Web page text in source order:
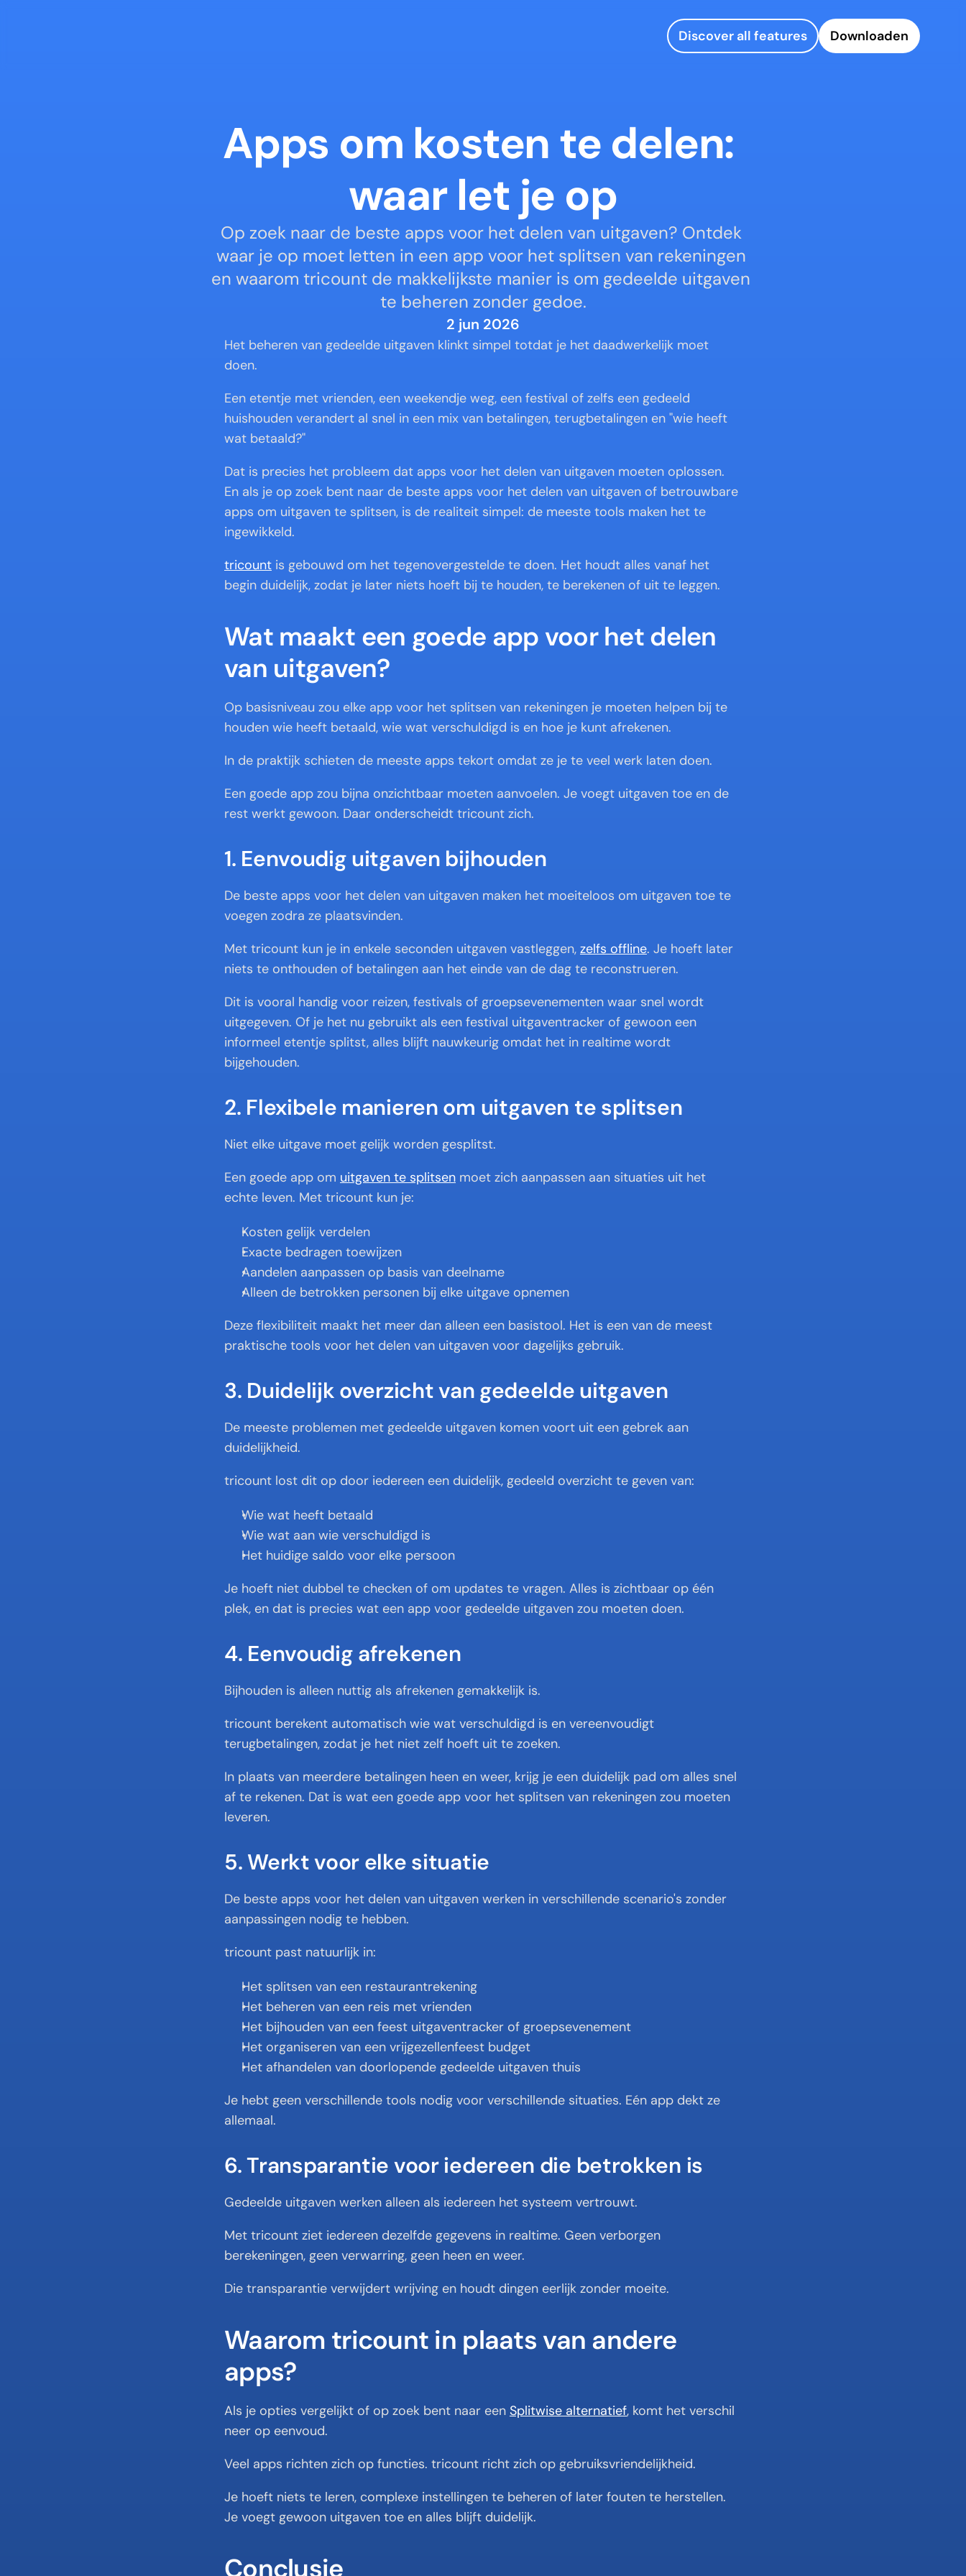
Discover all features Downloaden
Apps om kosten te delen:
waar let je op
Op zoek naar de beste apps voor het delen van uitgaven? Ontdek
waar je op moet letten in een app voor het splitsen van rekeningen
en waarom tricount de makkelijkste manier is om gedeelde uitgaven
te beheren zonder gedoe.
2 jun 2026
Het beheren van gedeelde uitgaven klinkt simpel totdat je het daadwerkelijk moet
doen.
Een etentje met vrienden, een weekendje weg, een festival of zelfs een gedeeld
huishouden verandert al snel in een mix van betalingen, terugbetalingen en "wie heeft
wat betaald?"
Dat is precies het probleem dat apps voor het delen van uitgaven moeten oplossen.
En als je op zoek bent naar de beste apps voor het delen van uitgaven of betrouwbare
apps om uitgaven te splitsen, is de realiteit simpel: de meeste tools maken het te
ingewikkeld.
tricount is gebouwd om het tegenovergestelde te doen. Het houdt alles vanaf het
begin duidelijk, zodat je later niets hoeft bij te houden, te berekenen of uit te leggen.
Wat maakt een goede app voor het delen
van uitgaven?
Op basisniveau zou elke app voor het splitsen van rekeningen je moeten helpen bij te
houden wie heeft betaald, wie wat verschuldigd is en hoe je kunt afrekenen.
In de praktijk schieten de meeste apps tekort omdat ze je te veel werk laten doen.
Een goede app zou bijna onzichtbaar moeten aanvoelen. Je voegt uitgaven toe en de
rest werkt gewoon. Daar onderscheidt tricount zich.
1. Eenvoudig uitgaven bijhouden
De beste apps voor het delen van uitgaven maken het moeiteloos om uitgaven toe te
voegen zodra ze plaatsvinden.
Met tricount kun je in enkele seconden uitgaven vastleggen, zelfs offline. Je hoeft later
niets te onthouden of betalingen aan het einde van de dag te reconstrueren.
Dit is vooral handig voor reizen, festivals of groepsevenementen waar snel wordt
uitgegeven. Of je het nu gebruikt als een festival uitgaventracker of gewoon een
informeel etentje splitst, alles blijft nauwkeurig omdat het in realtime wordt
bijgehouden.
2. Flexibele manieren om uitgaven te splitsen
Niet elke uitgave moet gelijk worden gesplitst.
Een goede app om uitgaven te splitsen moet zich aanpassen aan situaties uit het
echte leven. Met tricount kun je:
Kosten gelijk verdelen
Exacte bedragen toewijzen
Aandelen aanpassen op basis van deelname
Alleen de betrokken personen bij elke uitgave opnemen
Deze flexibiliteit maakt het meer dan alleen een basistool. Het is een van de meest
praktische tools voor het delen van uitgaven voor dagelijks gebruik.
3. Duidelijk overzicht van gedeelde uitgaven
De meeste problemen met gedeelde uitgaven komen voort uit een gebrek aan
duidelijkheid.
tricount lost dit op door iedereen een duidelijk, gedeeld overzicht te geven van:
Wie wat heeft betaald
Wie wat aan wie verschuldigd is
Het huidige saldo voor elke persoon
Je hoeft niet dubbel te checken of om updates te vragen. Alles is zichtbaar op één
plek, en dat is precies wat een app voor gedeelde uitgaven zou moeten doen.
4. Eenvoudig afrekenen
Bijhouden is alleen nuttig als afrekenen gemakkelijk is.
tricount berekent automatisch wie wat verschuldigd is en vereenvoudigt
terugbetalingen, zodat je het niet zelf hoeft uit te zoeken.
In plaats van meerdere betalingen heen en weer, krijg je een duidelijk pad om alles snel
af te rekenen. Dat is wat een goede app voor het splitsen van rekeningen zou moeten
leveren.
5. Werkt voor elke situatie
De beste apps voor het delen van uitgaven werken in verschillende scenario's zonder
aanpassingen nodig te hebben.
tricount past natuurlijk in:
Het splitsen van een restaurantrekening
Het beheren van een reis met vrienden
Het bijhouden van een feest uitgaventracker of groepsevenement
Het organiseren van een vrijgezellenfeest budget
Het afhandelen van doorlopende gedeelde uitgaven thuis
Je hebt geen verschillende tools nodig voor verschillende situaties. Eén app dekt ze
allemaal.
6. Transparantie voor iedereen die betrokken is
Gedeelde uitgaven werken alleen als iedereen het systeem vertrouwt.
Met tricount ziet iedereen dezelfde gegevens in realtime. Geen verborgen
berekeningen, geen verwarring, geen heen en weer.
Die transparantie verwijdert wrijving en houdt dingen eerlijk zonder moeite.
Waarom tricount in plaats van andere
apps?
Als je opties vergelijkt of op zoek bent naar een Splitwise alternatief, komt het verschil
neer op eenvoud.
Veel apps richten zich op functies. tricount richt zich op gebruiksvriendelijkheid.
Je hoeft niets te leren, complexe instellingen te beheren of later fouten te herstellen.
Je voegt gewoon uitgaven toe en alles blijft duidelijk.
Conclusie